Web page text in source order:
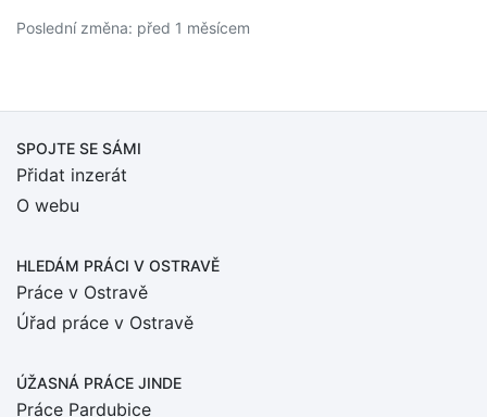
Poslední změna: před 1 měsícem
SPOJTE SE SÁMI
Přidat inzerát
O webu
HLEDÁM PRÁCI V OSTRAVĚ
Práce v Ostravě
Úřad práce v Ostravě
ÚŽASNÁ PRÁCE JINDE
Práce Pardubice